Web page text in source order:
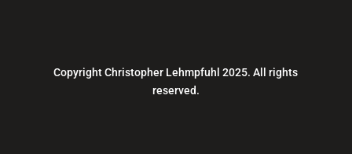
Copyright Christopher Lehmpfuhl 2025. All rights
reserved.